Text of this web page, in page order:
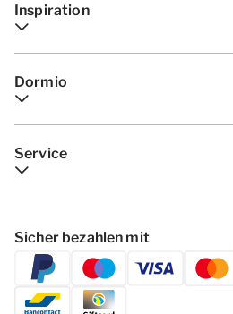
Inspiration
Dormio
Service
Sicher bezahlen mit